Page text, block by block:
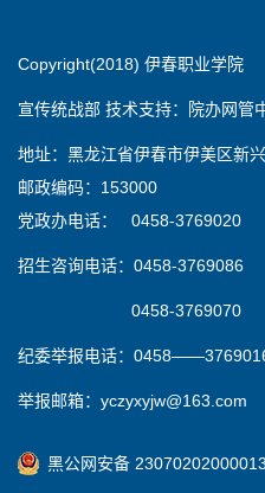
Copyright(2018) 伊春职业学院
宣传统战部 技术支持：院办网管
地址：黑龙江省伊春市伊美区新
邮政编码：153000
党政办电话： 0458-3769020
招生咨询电话：0458-3769086
0458-3769070
纪委举报电话：
举报邮箱：yczyxyjw@163.com
黑公网安备